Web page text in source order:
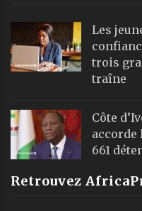
Les
trois
traîne
Côte
accorde
661
Retrouvez